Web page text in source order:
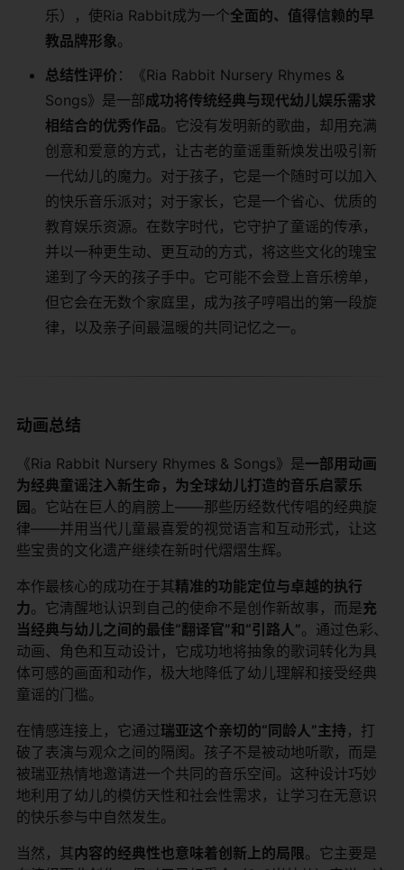
乐），使Ria Rabbit成为一个全面的、值得信赖的早
教品牌形象。
总结性评价 ：《Ria Rabbit Nursery Rhymes &
Songs》是一部成功将传统经典与现代幼儿娱乐需求
相结合的优秀作品。它没有发明新的歌曲，却用充满
创意和爱意的方式，让古老的童谣重新焕发出吸引新
一代幼儿的魔力。对于孩子，它是一个随时可以加入
的快乐音乐派对；对于家长，它是一个省心、优质的
教育娱乐资源。在数字时代，它守护了童谣的传承，
并以一种更生动、更互动的方式，将这些文化的瑰宝
递到了今天的孩子手中。它可能不会登上音乐榜单，
但它会在无数个家庭里，成为孩子哼唱出的第一段旋
律，以及亲子间最温暖的共同记忆之一。
动画总结
《Ria Rabbit Nursery Rhymes & Songs》是一部用动画
为经典童谣注入新生命，为全球幼儿打造的音乐启蒙乐
园。它站在巨人的肩膀上——那些历经数代传唱的经典旋
律——并用当代儿童最喜爱的视觉语言和互动形式，让这
些宝贵的文化遗产继续在新时代熠熠生辉。
本作最核心的成功在于其精准的功能定位与卓越的执行
力。它清醒地认识到自己的使命不是创作新故事，而是充
当经典与幼儿之间的最佳“翻译官”和“引路人”。通过色彩、
动画、角色和互动设计，它成功地将抽象的歌词转化为具
体可感的画面和动作，极大地降低了幼儿理解和接受经典
童谣的门槛。
在情感连接上，它通过瑞亚这个亲切的“同龄人”主持 ，打
破了表演与观众之间的隔阂。孩子不是被动地听歌，而是
被瑞亚热情地邀请进一个共同的音乐空间。这种设计巧妙
地利用了幼儿的模仿天性和社会性需求，让学习在无意识
的快乐参与中自然发生。
当然，其内容的经典性也意味着创新上的局限。它主要是